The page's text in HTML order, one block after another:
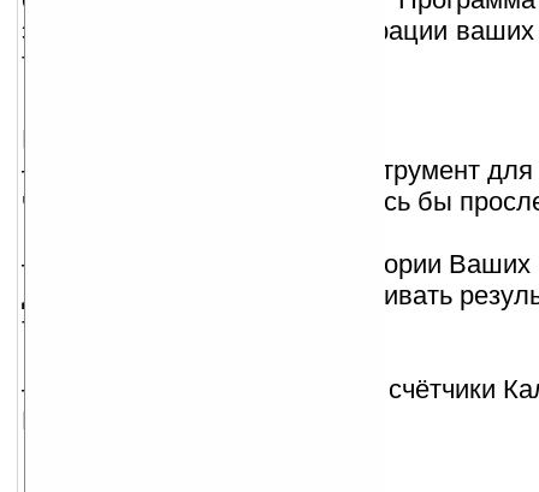
экран Истории, для демонстрации ваших
течением времени.
Итак TCB — это:
— персонализированный инструмент для
чего-либо, за чем Вам хотелось бы
— хранитель ежедневной истории Ваших
дающий возможность отслеживать
течением времени;
— пакет, включающий в себя счётчики
Приседаний и Сигарет.